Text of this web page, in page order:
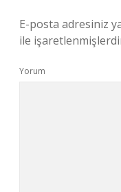
E-posta adresiniz
ile
Yorum